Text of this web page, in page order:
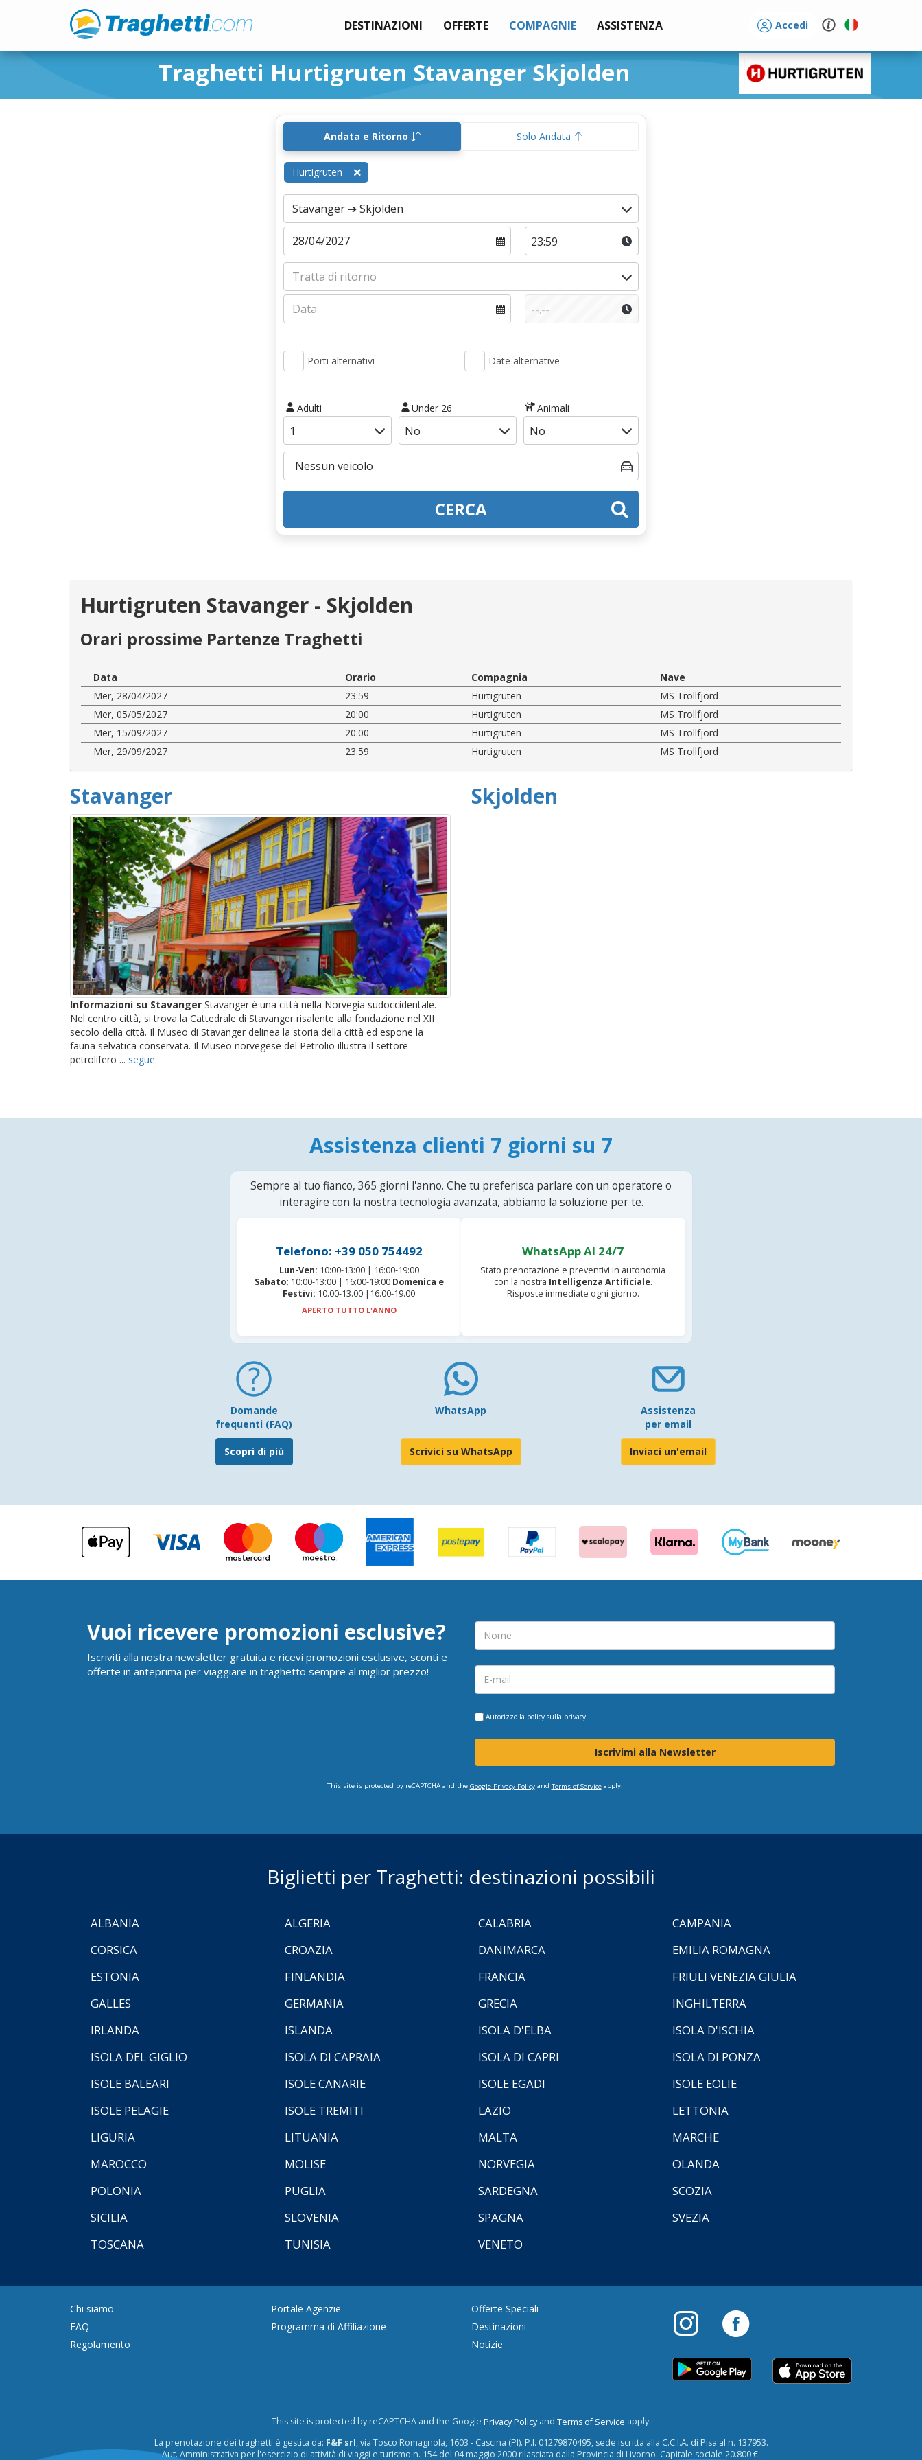
DESTINAZIONI OFFERTE COMPAGNIE ASSISTENZA Accedi
Traghetti Hurtigruten Stavanger Skjolden
Andata e Ritorno Solo Andata
Hurtigruten
Porti alternativi Date alternative
Adulti Under 26 Animali
CERCA
Hurtigruten Stavanger - Skjolden
Orari prossime Partenze Traghetti
Data Orario Compagnia
Nave
Mer, 28/04/2027
23:59 Hurtigruten
MS Trollfjord
Mer, 05/05/2027
20:00 Hurtigruten
MS Trollfjord
Mer, 15/09/2027
20:00 Hurtigruten
MS Trollfjord
Mer, 29/09/2027
23:59 Hurtigruten MS Trollfjord
Stavanger
Informazioni su Stavanger Stavanger è una città nella Norvegia sudoccidentale.
Nel centro città, si trova la Cattedrale di Stavanger risalente alla fondazione nel XII
secolo della città. Il Museo di Stavanger delinea la storia della città ed espone la
fauna selvatica conservata. Il Museo norvegese del Petrolio illustra il settore
petrolifero ... segue
Skjolden
Assistenza clienti 7 giorni su 7
Sempre al tuo fianco, 365 giorni l'anno. Che tu preferisca parlare con un operatore o
interagire con la nostra tecnologia avanzata, abbiamo la soluzione per te.
Telefono: +39 050 754492
Lun-Ven: 10:00-13:00 | 16:00-19:00
Sabato: 10:00-13:00 | 16:00-19:00 Domenica e
Festivi: 10.00-13.00 |16.00-19.00
APERTO TUTTO L'ANNO
WhatsApp AI 24/7
Stato prenotazione e preventivi in autonomia
con la nostra Intelligenza Artificiale.
Risposte immediate ogni giorno.
Domande
frequenti (FAQ)
Scopri di più
WhatsApp
Scrivici su WhatsApp
Assistenza
per email
Inviaci un'email
Vuoi ricevere promozioni esclusive?
Iscriviti alla nostra newsletter gratuita e ricevi promozioni esclusive, sconti e
offerte in anteprima per viaggiare in traghetto sempre al miglior prezzo!
Autorizzo la policy sulla privacy
Iscrivimi alla Newsletter
This site is protected by reCAPTCHA and the Google Privacy Policyand Terms of Serviceapply.
Biglietti per Traghetti: destinazioni possibili
ALBANIA ALGERIA CALABRIA
CAMPANIA
CORSICA
CROAZIA DANIMARCA
EMILIA ROMAGNA
ESTONIA
FINLANDIA FRANCIA
FRIULI VENEZIA GIULIA
GALLES
GERMANIA GRECIA
INGHILTERRA
IRLANDA
ISLANDA ISOLA D'ELBA
ISOLA D'ISCHIA
ISOLA DEL GIGLIO
ISOLA DI CAPRAIA ISOLA DI CAPRI
ISOLA DI PONZA
ISOLE BALEARI
ISOLE CANARIE ISOLE EGADI
ISOLE EOLIE
ISOLE PELAGIE
ISOLE TREMITI LAZIO
LETTONIA
LIGURIA
LITUANIA MALTA
MARCHE
MAROCCO
MOLISE NORVEGIA
OLANDA
POLONIA
PUGLIA SARDEGNA
SCOZIA
SICILIA
SLOVENIA SPAGNA
SVEZIA
TOSCANA
TUNISIA VENETO
Chi siamo
FAQ
Regolamento
Portale Agenzie
Programma di Affiliazione
Offerte Speciali
Destinazioni
Notizie
This site is protected by reCAPTCHA and the Google Privacy Policyand Terms of Service apply.
La prenotazione dei traghetti è gestita da: F&F srl, via Tosco Romagnola, 1603 - Cascina (PI). P.I. 01279870495, sede iscritta alla C.C.I.A. di Pisa al n. 137953.
Aut. Amministrativa per l'esercizio di attività di viaggi e turismo n. 154 del 04 maggio 2000 rilasciata dalla Provincia di Livorno. Capitale sociale 20.800 €.